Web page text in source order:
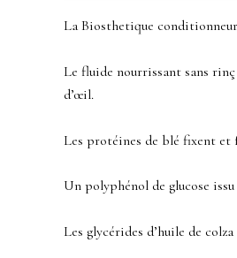
La Biosthetique
Le fluide nourrissant sans
d’œil.
Les protéines de blé fixent et
Un polyphénol de glucose
Les glycérides d’huile de